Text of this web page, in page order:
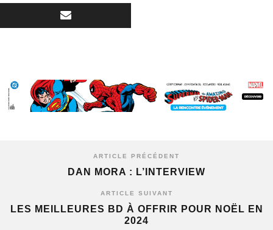
ARTICLE PRÉCÉDENT
DAN MORA : L’INTERVIEW
ARTICLE SUIVANT
LES MEILLEURES BD À OFFRIR POUR NOËL EN
2024